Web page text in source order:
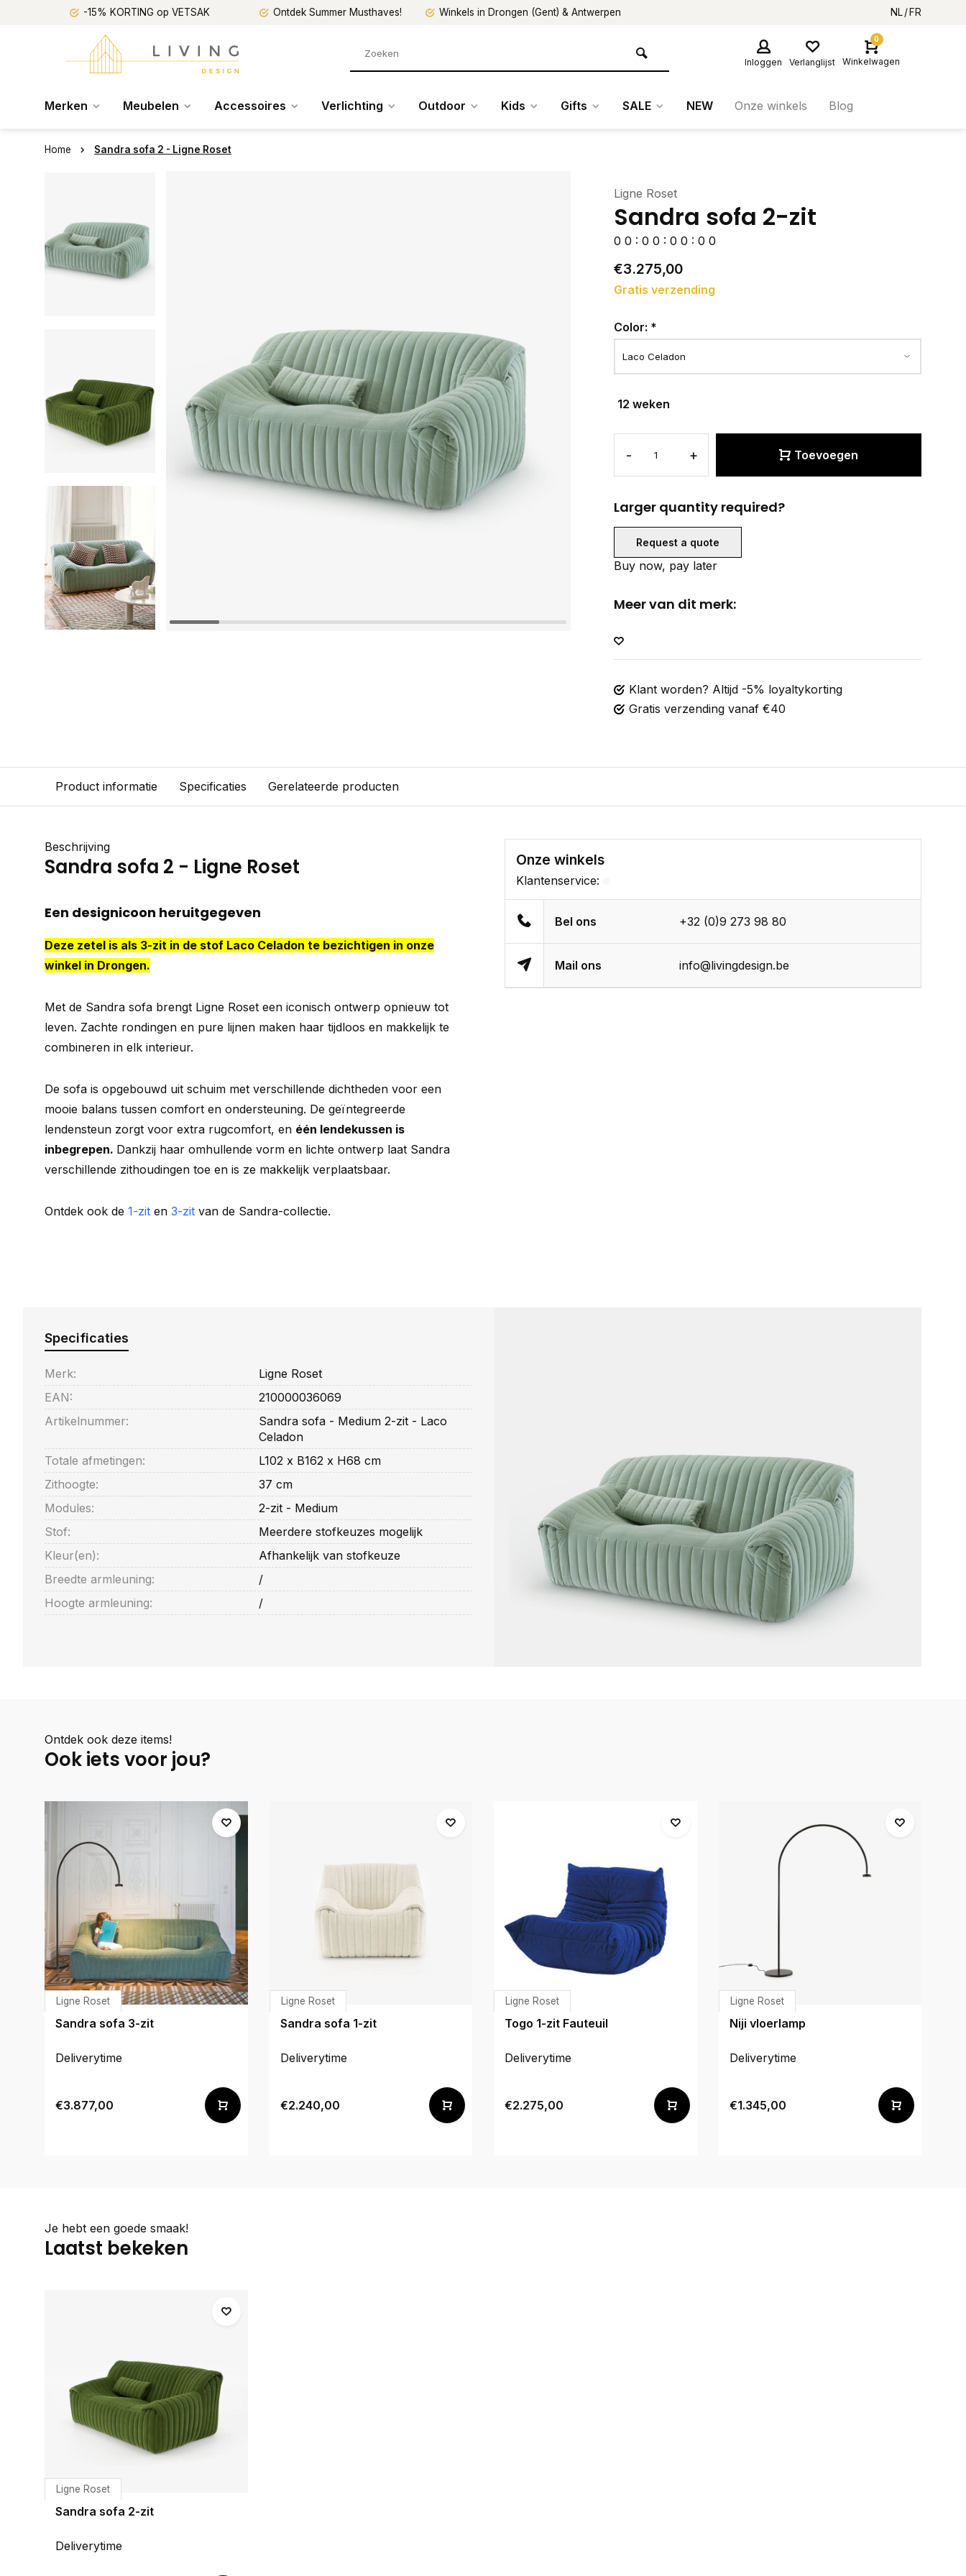
-15% KORTING op VETSAK Ontdek Summer Musthaves! Winkels in Drongen (Gent) & Antwerpen NL FR
Inloggen Verlanglijst
0
Winkelwagen
Merken Meubelen Accessoires Verlichting Outdoor Kids Gifts SALE NEW Onze winkels Blog
Home Sandra sofa 2 - Ligne Roset
Ligne Roset
Sandra sofa 2-zit
0 0 : 0 0 : 0 0 : 0 0
€3.275,00
Gratis verzending
Color: *
12 weken
- + Toevoegen
Larger quantity required?
Request a quote
Buy now, pay later
Meer van dit merk:
Klant worden? Altijd -5% loyaltykorting
Gratis verzending vanaf €40
Product informatie Specificaties Gerelateerde producten
Beschrijving
Sandra sofa 2 - Ligne Roset
Een designicoon heruitgegeven
Deze zetel is als 3-zit in de stof Laco Celadon te bezichtigen in onze
winkel in Drongen.
Met de Sandra sofa brengt Ligne Roset een iconisch ontwerp opnieuw tot
leven. Zachte rondingen en pure lijnen maken haar tijdloos en makkelijk te
combineren in elk interieur.
De sofa is opgebouwd uit schuim met verschillende dichtheden voor een
mooie balans tussen comfort en ondersteuning. De geïntegreerde
lendensteun zorgt voor extra rugcomfort, en één lendekussen is
inbegrepen. Dankzij haar omhullende vorm en lichte ontwerp laat Sandra
verschillende zithoudingen toe en is ze makkelijk verplaatsbaar.
Ontdek ook de 1-zit en 3-zit van de Sandra-collectie.
Onze winkels
Klantenservice:
Bel ons +32 (0)9 273 98 80
Mail ons info@livingdesign.be
Specificaties
Merk:
Ligne Roset
EAN:
210000036069
Artikelnummer:
Sandra sofa - Medium 2-zit - Laco
Celadon
Totale afmetingen:
L102 x B162 x H68 cm
Zithoogte:
37 cm
Modules:
2-zit - Medium
Stof:
Meerdere stofkeuzes mogelijk
Kleur(en):
Afhankelijk van stofkeuze
Breedte armleuning:
/
Hoogte armleuning:
/
Ontdek ook deze items!
Ook iets voor jou?
Ligne Roset
Sandra sofa 3-zit
Deliverytime
€3.877,00
Ligne Roset
Sandra sofa 1-zit
Deliverytime
€2.240,00
Ligne Roset
Togo 1-zit Fauteuil
Deliverytime
€2.275,00
Ligne Roset
Niji vloerlamp
Deliverytime
€1.345,00
Je hebt een goede smaak!
Laatst bekeken
Ligne Roset
Sandra sofa 2-zit
Deliverytime